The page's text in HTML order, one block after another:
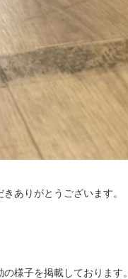
ありがとうございます。
様子を掲載しております。